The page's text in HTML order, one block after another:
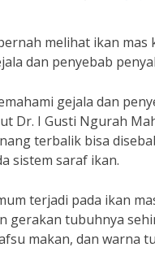
melihat ikan
dan penyebab
gejala dan
Dr. I Gusti Ngurah
terbalik bisa
sistem saraf ikan.
terjadi pada ikan
gerakan tubuhnya
makan, dan warna